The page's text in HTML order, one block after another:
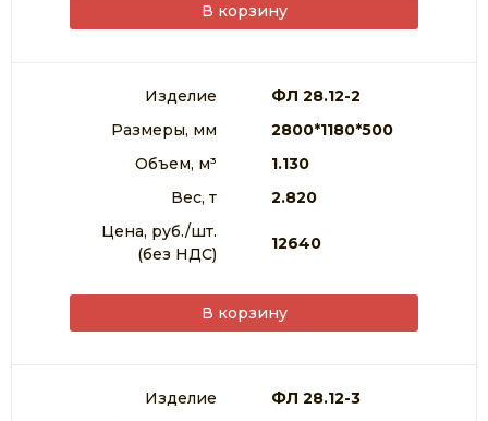
В корзину
Изделие
ФЛ 28.12-2
Размеры, мм
2800*1180*500
Объем, м³
1.130
Вес, т
2.820
Цена, руб./шт.
(без НДС)
12640
В корзину
Изделие
ФЛ 28.12-3